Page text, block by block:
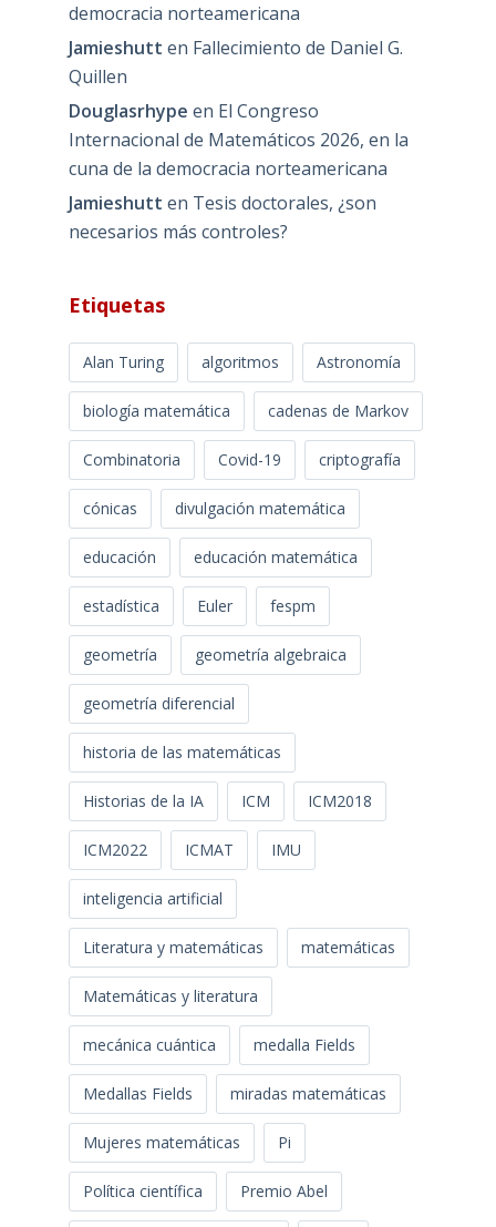
democracia norteamericana
Jamieshutt en Fallecimiento de Daniel G.
Quillen
Douglasrhype en El Congreso
Internacional de Matemáticos 2026, en la
cuna de la democracia norteamericana
Jamieshutt en Tesis doctorales, ¿son
necesarios más controles?
Etiquetas
Alan Turing algoritmos Astronomía
biología matemática cadenas de Markov
Combinatoria Covid-19 criptografía
cónicas divulgación matemática
educación educación matemática
estadística Euler fespm
geometría geometría algebraica
geometría diferencial
historia de las matemáticas
Historias de la IA ICM ICM2018
ICM2022 ICMAT IMU
inteligencia artificial
Literatura y matemáticas matemáticas
Matemáticas y literatura
mecánica cuántica medalla Fields
Medallas Fields miradas matemáticas
Mujeres matemáticas Pi
Política científica Premio Abel